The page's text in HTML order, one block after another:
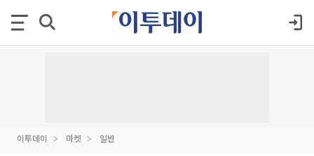
이투데이 마켓 일반